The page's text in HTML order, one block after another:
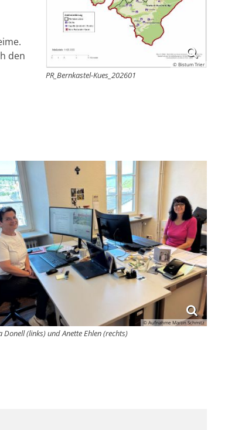
den
© Bistum Trier
PR_Bernkastel-Kues_202601
© Aufnahme Martin Schmitz
Donell (links) und Anette Ehlen (rechts)